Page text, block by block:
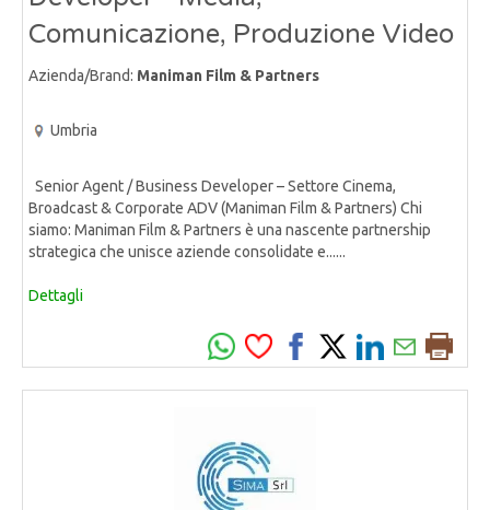
Comunicazione, Produzione Video
Azienda/Brand: Maniman Film & Partners
Umbria
Senior Agent / Business Developer – Settore Cinema,
Broadcast & Corporate ADV (Maniman Film & Partners) Chi
siamo: Maniman Film & Partners è una nascente partnership
strategica che unisce aziende consolidate e......
Dettagli